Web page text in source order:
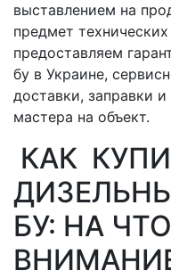
выставлением на
предмет
предоставляем
бу в Украине,
доставки, заправки
мастера на объект.
КАК
БУ: НА